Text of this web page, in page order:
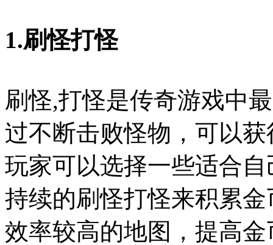
1.刷怪打怪
刷怪,打怪是传奇游戏中
过不断击败怪物，可以
玩家可以选择一些适合
持续的刷怪打怪来积累
效率较高的地图，提高